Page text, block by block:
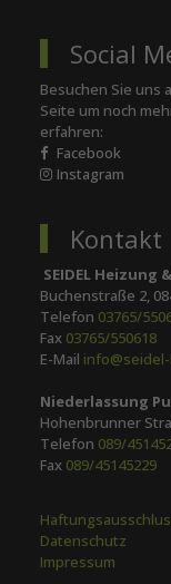
Social
Besuchen Sie uns
Seite um noch
erfahren:
Facebook
Instagram
Kontakt
SEIDEL Heizung
Buchenstraße 2,
Telefon 03765/
Fax 03765/550618
E-Mail
Niederlassung
Hohenbrunner
Telefon 089/
Fax 089/45145229
Datenschutz
Impressum